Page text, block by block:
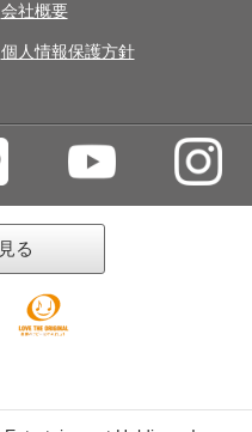
会社概要
個人情報保護方針
る